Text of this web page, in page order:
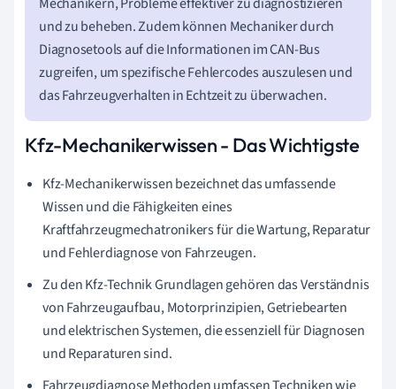
und zu beheben. Zudem können Mechaniker durch
Diagnosetools auf die Informationen im CAN-Bus
zugreifen, um spezifische Fehlercodes auszulesen und
das Fahrzeugverhalten in Echtzeit zu überwachen.
Kfz-Mechanikerwissen - Das Wichtigste
Kfz-Mechanikerwissen bezeichnet das umfassende
Wissen und die Fähigkeiten eines
Kraftfahrzeugmechatronikers für die Wartung, Reparatur
und Fehlerdiagnose von Fahrzeugen.
Zu den Kfz-Technik Grundlagen gehören das Verständnis
von Fahrzeugaufbau, Motorprinzipien, Getriebearten
und elektrischen Systemen, die essenziell für Diagnosen
und Reparaturen sind.